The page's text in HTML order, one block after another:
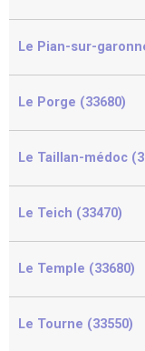
Le Pian-sur-
Le Porge (33680)
Le Taillan-médoc
Le Teich (33470)
Le Temple (33680)
Le Tourne (33550)